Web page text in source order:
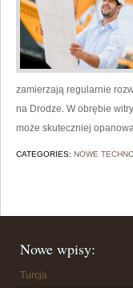
zamierzają regularnie
na Drodze. W obrębie
może skuteczniej
CATEGORIES: NOWE
Nowe wpisy:
Turcja